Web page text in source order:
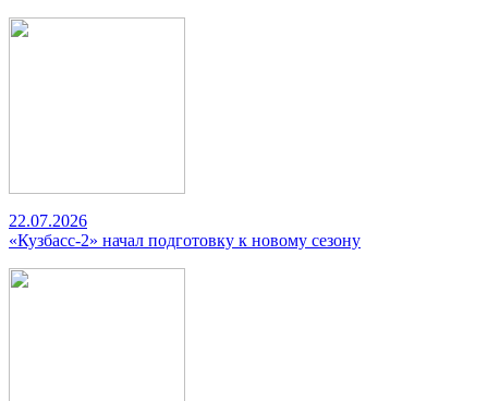
22.07.2026
«Кузбасс-2» начал подготовку к новому сезону